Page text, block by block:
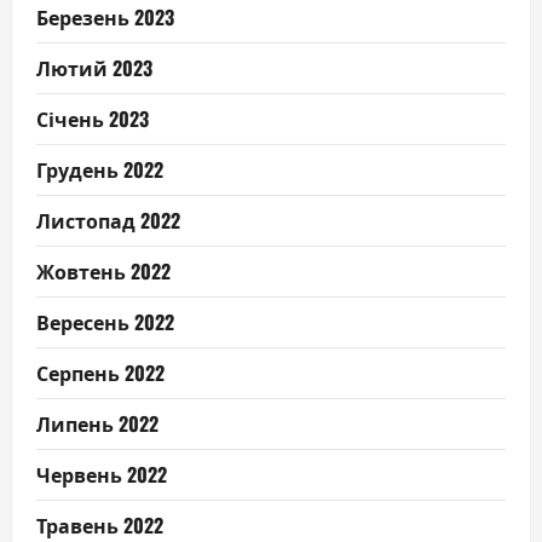
Березень 2023
Лютий 2023
Січень 2023
Грудень 2022
Листопад 2022
Жовтень 2022
Вересень 2022
Серпень 2022
Липень 2022
Червень 2022
Травень 2022